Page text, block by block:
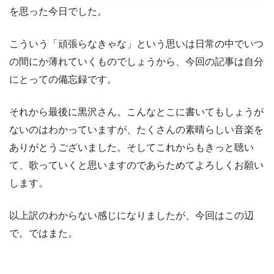
を思った今日でした。
こういう「頑張らなきゃな」という思いは日常の中でいつ
の間にか薄れていくものでしょうから、今回の記事は自分
にとっての備忘録です。
それから最後に黒沢さん。こんなとこに書いてもしょうが
ないのはわかっていますが、たくさんの素晴らしい音楽を
ありがとうございました。そしてこれからもきっと聴い
て、歌っていくと思いますのであらためてよろしくお願い
します。
以上訳のわからない感じになりましたが、今回はこの辺
で。ではまた。